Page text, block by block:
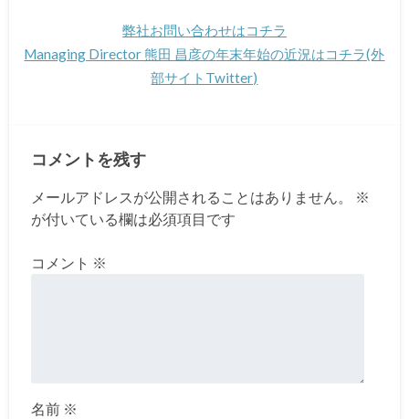
弊社お問い合わせはコチラ
Managing Director 熊田 昌彦の年末年始の近況はコチラ(外
部サイトTwitter)
コメントを残す
メールアドレスが公開されることはありません。
※
が付いている欄は必須項目です
コメント ※
名前 ※